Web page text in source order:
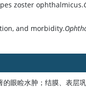
zoster ophthalmicus.
and morbidity.
眼睑水肿；结膜、表层